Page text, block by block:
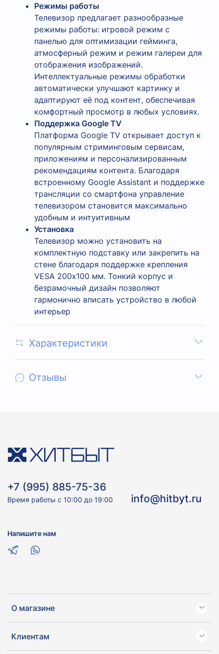
Режимы работы
Телевизор предлагает разнообразные
режимы работы: игровой режим с
панелью для оптимизации гейминга,
атмосферный режим и режим галереи для
отображения изображений.
Интеллектуальные режимы обработки
автоматически улучшают картинку и
адаптируют её под контент, обеспечивая
комфортный просмотр в любых условиях.
Поддержка Google TV
Платформа Google TV открывает доступ к
популярным стриминговым сервисам,
приложениям и персонализированным
рекомендациям контента. Благодаря
встроенному Google Assistant и поддержке
трансляции со смартфона управление
телевизором становится максимально
удобным и интуитивным
Установка
Телевизор можно установить на
комплектную подставку или закрепить на
стене благодаря поддержке крепления
VESA 200х100 мм. Тонкий корпус и
безрамочный дизайн позволяют
гармонично вписать устройство в любой
интерьер
Характеристики
Отзывы
О магазине
Клиентам
+7 (995) 885-75-36
Время работы с 10:00 до 19:00 info@hitbyt.ru
Напишите нам